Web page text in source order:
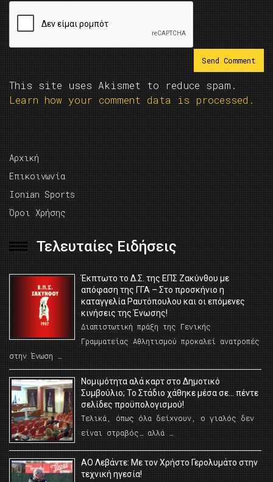
This site uses Akismet to reduce spam.
Learn how your comment data is processed.
Αρχική
Επικοινωνία
Ionian Sports
Όροι Χρήσης
Τελευταίες Ειδήσεις
Έκπτωτο το Δ.Σ. της ΕΠΣ Ζακύνθου με
απόφαση της ΓΓΑ – Στο προσκήνιο η
καταγγελία Ραυτόπουλου και οι επόμενες
κινήσεις της Ένωσης!
Διαπιστωτική πράξη της Γενικής
Γραμματείας Αθλητισμού προκαλεί ανατροπές
στην Ένωση …
Νομιμότητα αλά καρτ στο Δημοτικό
Συμβούλιο; Το Στάδιο χάθηκε μέσα σε… πέντε
σελίδες προϋπολογισμού!
Τελικά, όπως όλα δείχνουν, ο γιαλός δεν
είναι στραβός… αλλά …
ΑΟ Λεβάντε: Με τον Χρήστο Γερολυμάτο στην
τεχνική ηγεσία!